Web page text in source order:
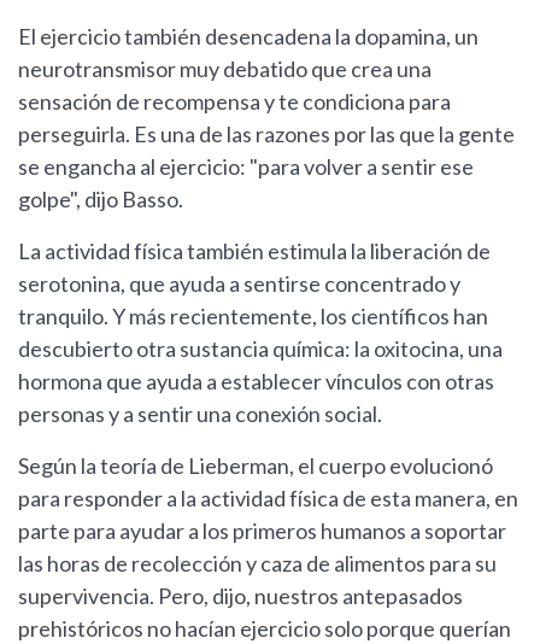
El ejercicio también desencadena la dopamina, un
neurotransmisor muy debatido que crea una
sensación de recompensa y te condiciona para
perseguirla. Es una de las razones por las que la gente
se engancha al ejercicio: "para volver a sentir ese
golpe", dijo Basso.
La actividad física también estimula la liberación de
serotonina, que ayuda a sentirse concentrado y
tranquilo. Y más recientemente, los científicos han
descubierto otra sustancia química: la oxitocina, una
hormona que ayuda a establecer vínculos con otras
personas y a sentir una conexión social.
Según la teoría de Lieberman, el cuerpo evolucionó
para responder a la actividad física de esta manera, en
parte para ayudar a los primeros humanos a soportar
las horas de recolección y caza de alimentos para su
supervivencia. Pero, dijo, nuestros antepasados
prehistóricos no hacían ejercicio solo porque querían